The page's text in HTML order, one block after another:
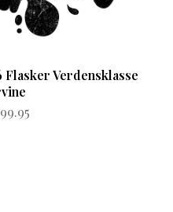
Flasker Verdensklasse